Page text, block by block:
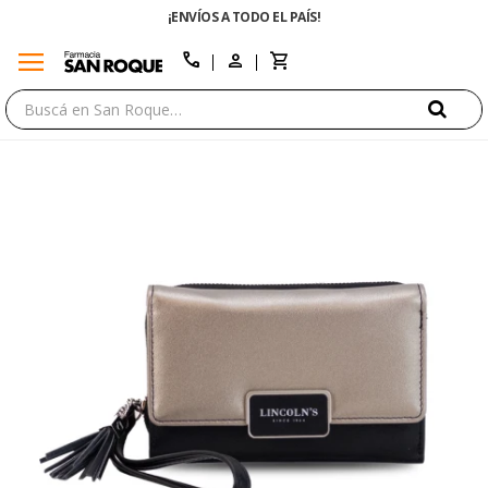
¡ENVÍOS A TODO EL PAÍS!
menu call
close